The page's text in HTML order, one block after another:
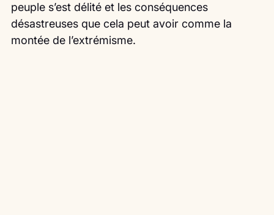
peuple s’est délité et les conséquences
désastreuses que cela peut avoir comme la
montée de l’extrémisme.